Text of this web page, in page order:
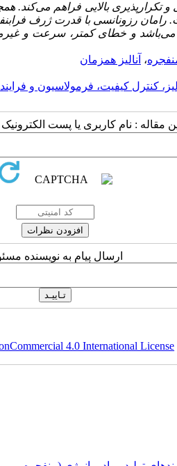
تکرار‌پذیری بالایی فراهم می‌کند.
رامان رزونانسی با قدرت ژرف
می‌باشد و خطای کمتر، سرعت و
، آنالیز همزمان
کنترل کيفيت، فرمولاسيون و
مقاله : نام کاربری یا پست
ارسال پیام به نویسنده
4.0 International License